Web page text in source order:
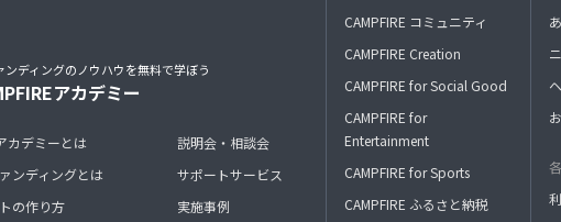
ンディングのノウハウを無料で学ぼう
アカデミー
カデミーとは
ンディングとは
の作り方
説明会・相談会
サポートサービス
実施事例
CAMPFIRE コミュニティ
CAMPFIRE Creation
CAMPFIRE for Social Good
CAMPFIRE for
Entertainment
CAMPFIRE for Sports
CAMPFIRE ふるさと納税